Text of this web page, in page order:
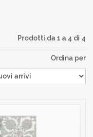
Prodotti da 1 a 4 di 4
Ordina per